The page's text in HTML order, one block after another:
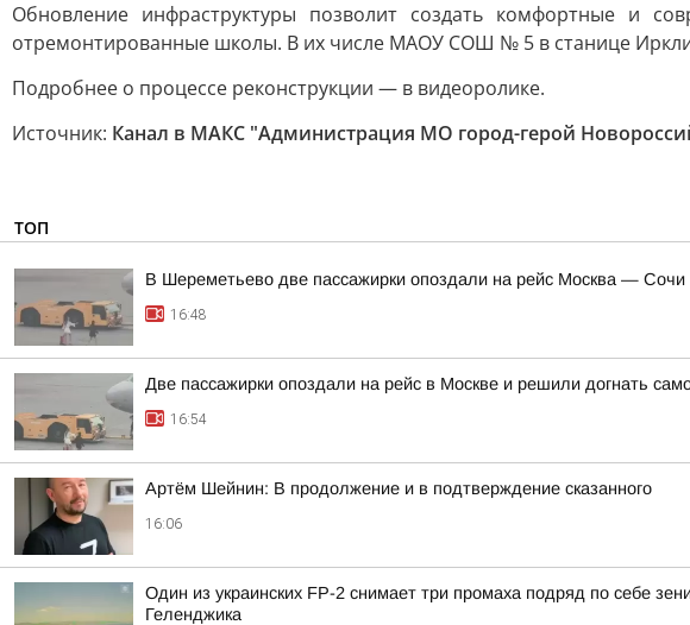
Обновление инфраструктуры позволит создать комфортные и
отремонтированные школы. В их числе МАОУ СОШ № 5 в станице
Подробнее о процессе реконструкции — в видеоролике.
Источник: Канал в МАКС "Администрация МО город-герой
ТОП
В Шереметьево две пассажирки опоздали на рейс Москва —
16:48
Две пассажирки опоздали на рейс в Москве и решили догнать
16:54
Артём Шейнин: В продолжение и в подтверждение сказанного
16:06
Один из украинских FP-2 снимает три промаха подряд по себе
Геленджика